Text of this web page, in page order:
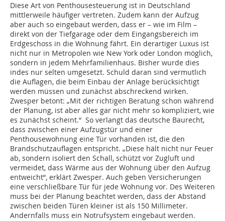
Diese Art von Penthousesteuerung ist in Deutschland
mittlerweile häufiger vertreten. Zudem kann der Aufzug
aber auch so eingebaut werden, dass er – wie im Film –
direkt von der Tiefgarage oder dem Eingangsbereich im
Erdgeschoss in die Wohnung fährt. Ein derartiger Luxus ist
nicht nur in Metropolen wie New York oder London möglich,
sondern in jedem Mehrfamilienhaus. Bisher wurde dies
indes nur selten umgesetzt. Schuld daran sind vermutlich
die Auflagen, die beim Einbau der Anlage berücksichtigt
werden müssen und zunächst abschreckend wirken.
Zwesper betont: „Mit der richtigen Beratung schon während
der Planung, ist aber alles gar nicht mehr so kompliziert, wie
es zunächst scheint.“ So verlangt das deutsche Baurecht,
dass zwischen einer Aufzugstür und einer
Penthousewohnung eine Tür vorhanden ist, die den
Brandschutzauflagen entspricht. „Diese hält nicht nur Feuer
ab, sondern isoliert den Schall, schützt vor Zugluft und
vermeidet, dass Wärme aus der Wohnung über den Aufzug
entweicht“, erklärt Zwesper. Auch geben Versicherungen
eine verschließbare Tür für jede Wohnung vor. Des Weiteren
muss bei der Planung beachtet werden, dass der Abstand
zwischen beiden Türen kleiner ist als 150 Millimeter.
Andernfalls muss ein Notrufsystem eingebaut werden.